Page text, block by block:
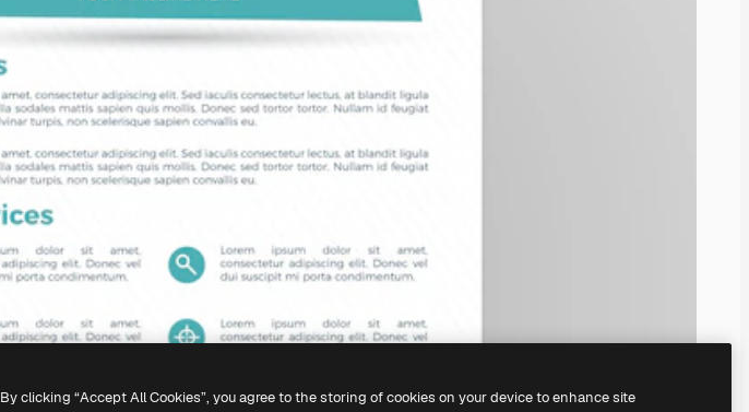
By clicking “Accept All Cookies”, you agree to the storing of cookies on your device to enhance site